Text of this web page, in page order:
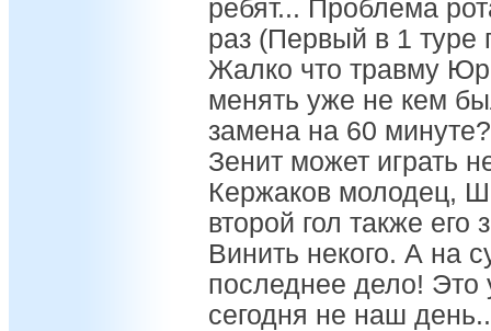
ребят... Проблема
раз (Первый в 1 туре
Жалко что травму
менять уже не кем
замена на 60
Зенит может играть
Кержаков молодец,
второй гол также
Винить некого. А на
последнее дело!
сегодня не наш